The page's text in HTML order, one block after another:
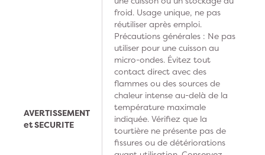
AVERTISSEMENT
et SECURITE
froid. Usage unique, ne pas
réutiliser après emploi.
Précautions générales : Ne pas
utiliser pour une cuisson au
micro-ondes. Évitez tout
contact direct avec des
flammes ou des sources de
chaleur intense au-delà de la
température maximale
indiquée. Vérifiez que la
tourtière ne présente pas de
fissures ou de détériorations